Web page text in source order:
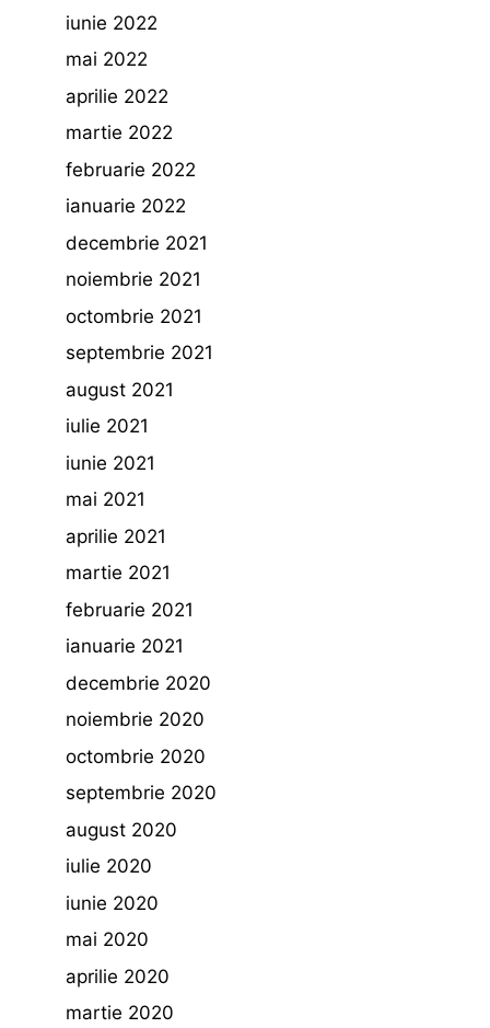
iunie 2022
mai 2022
aprilie 2022
martie 2022
februarie 2022
ianuarie 2022
decembrie 2021
noiembrie 2021
octombrie 2021
septembrie 2021
august 2021
iulie 2021
iunie 2021
mai 2021
aprilie 2021
martie 2021
februarie 2021
ianuarie 2021
decembrie 2020
noiembrie 2020
octombrie 2020
septembrie 2020
august 2020
iulie 2020
iunie 2020
mai 2020
aprilie 2020
martie 2020